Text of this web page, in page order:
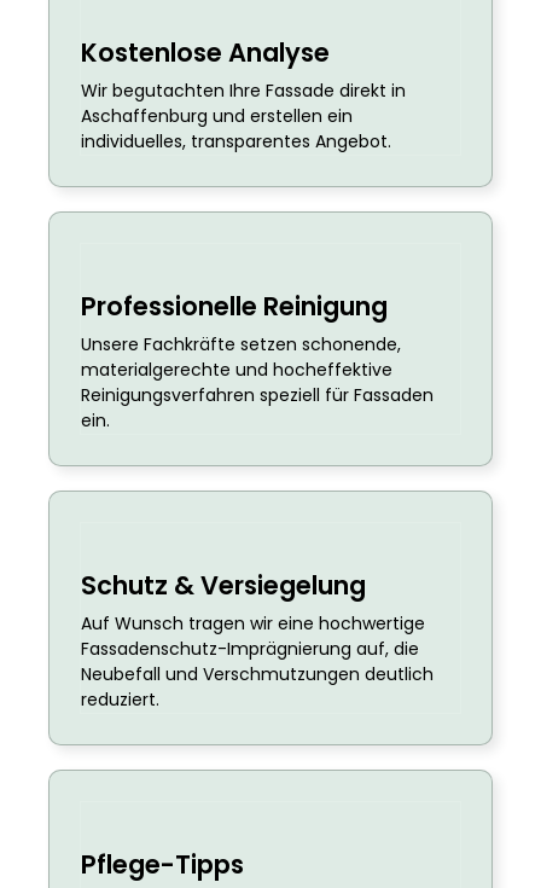
Kostenlose Analyse
Wir begutachten Ihre Fassade direkt in
Aschaffenburg und erstellen ein
individuelles, transparentes Angebot.
Professionelle Reinigung
Unsere Fachkräfte setzen schonende,
materialgerechte und hocheffektive
Reinigungsverfahren speziell für Fassaden
ein.
Schutz & Versiegelung
Auf Wunsch tragen wir eine hochwertige
Fassadenschutz-Imprägnierung auf, die
Neubefall und Verschmutzungen deutlich
reduziert.
Pflege-Tipps